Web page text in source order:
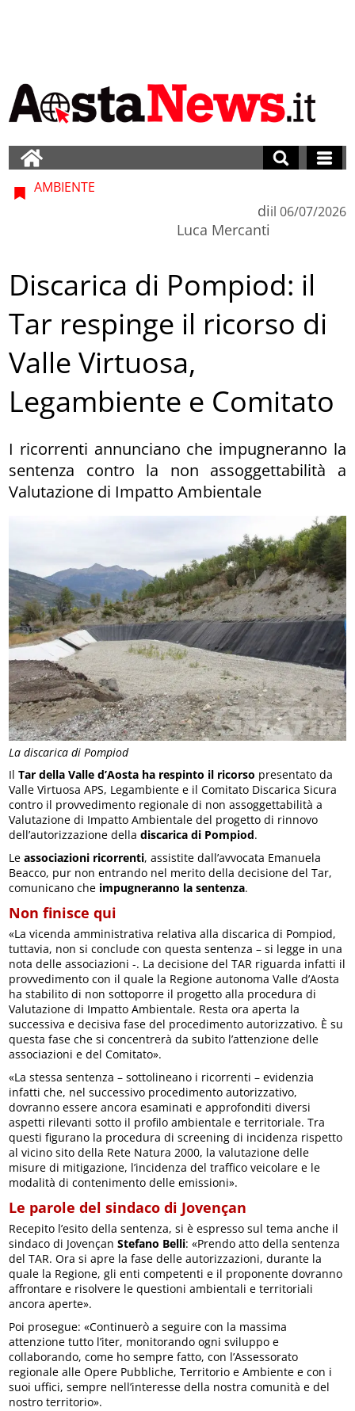
La discarica di Pompiod
AMBIENTE
di
Luca Mercanti
il 06/07/2026
Discarica di Pompiod: il
Tar respinge il ricorso di
Valle Virtuosa,
Legambiente e Comitato
I ricorrenti annunciano che impugneranno la
sentenza contro la non assoggettabilità a
Valutazione di Impatto Ambientale
IlTar della Valle d’Aosta ha respinto il ricorso presentato da
Valle Virtuosa APS, Legambiente e il Comitato Discarica Sicura
contro il provvedimento regionale di non assoggettabilità a
Valutazione di Impatto Ambientale del progetto di rinnovo
dell’autorizzazione delladiscarica di Pompiod.
Leassociazioni ricorrenti, assistite dall’avvocata Emanuela
Beacco, pur non entrando nel merito della decisione del Tar,
comunicano che impugneranno la sentenza.
Non finisce qui
«La vicenda amministrativa relativa alla discarica di Pompiod,
tuttavia, non si conclude con questa sentenza – si legge in una
nota delle associazioni -. La decisione del TAR riguarda infatti il
provvedimento con il quale la Regione autonoma Valle d’Aosta
ha stabilito di non sottoporre il progetto alla procedura di
Valutazione di Impatto Ambientale. Resta ora aperta la
successiva e decisiva fase del procedimento autorizzativo. È su
questa fase che si concentrerà da subito l’attenzione delle
associazioni e del Comitato».
«La stessa sentenza – sottolineano i ricorrenti – evidenzia
infatti che, nel successivo procedimento autorizzativo,
dovranno essere ancora esaminati e approfonditi diversi
aspetti rilevanti sotto il profilo ambientale e territoriale. Tra
questi figurano la procedura di screening di incidenza rispetto
al vicino sito della Rete Natura 2000, la valutazione delle
misure di mitigazione, l’incidenza del traffico veicolare e le
modalità di contenimento delle emissioni».
Le parole del sindaco di Jovençan
Recepito l’esito della sentenza, si è espresso sul tema anche il
sindaco di JovençanStefano Belli: «Prendo atto della sentenza
del TAR. Ora si apre la fase delle autorizzazioni, durante la
quale la Regione, gli enti competenti e il proponente dovranno
affrontare e risolvere le questioni ambientali e territoriali
ancora aperte».
Poi prosegue: «Continuerò a seguire con la massima
attenzione tutto l’iter, monitorando ogni sviluppo e
collaborando, come ho sempre fatto, con l’Assessorato
regionale alle Opere Pubbliche, Territorio e Ambiente e con i
suoi uffici, sempre nell’interesse della nostra comunità e del
nostro territorio».